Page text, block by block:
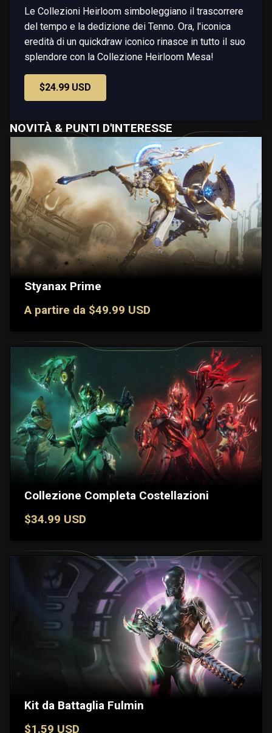
Le Collezioni Heirloom simboleggiano il trascorrere
del tempo e la dedizione dei Tenno. Ora, l'iconica
eredità di un quickdraw iconico rinasce in tutto il suo
splendore con la Collezione Heirloom Mesa!
$24.99 USD
NOVITÀ & PUNTI D'INTERESSE
Styanax Prime
A partire da $49.99 USD
Collezione Completa Costellazioni
$34.99 USD
Kit da Battaglia Fulmin
$1.59 USD